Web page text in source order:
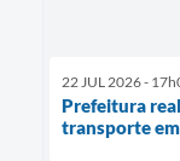
22 JUL 2026 -
Prefeitura
transporte